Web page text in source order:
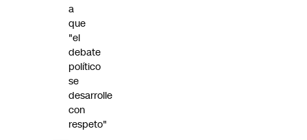
a
que
"el
debate
político
se
desarrolle
con
respeto"